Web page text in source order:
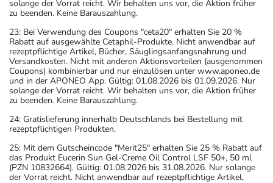
solange der Vorrat reicht. Wir behalten uns vor, die Aktion früher
zu beenden. Keine Barauszahlung.
23: Bei Verwendung des Coupons "ceta20" erhalten Sie 20 %
Rabatt auf ausgewählte Cetaphil-Produkte. Nicht anwendbar auf
rezeptpflichtige Artikel, Bücher, Säuglingsanfangsnahrung und
Versandkosten. Nicht mit anderen Aktionsvorteilen (ausgenommen
Coupons) kombinierbar und nur einzulösen unter www.aponeo.de
und in der APONEO App. Gültig: 01.08.2026 bis 01.09.2026. Nur
solange der Vorrat reicht. Wir behalten uns vor, die Aktion früher
zu beenden. Keine Barauszahlung.
24: Gratislieferung innerhalb Deutschlands bei Bestellung mit
rezeptpflichtigen Produkten.
25: Mit dem Gutscheincode "Merit25" erhalten Sie 25 % Rabatt auf
das Produkt Eucerin Sun Gel-Creme Oil Control LSF 50+, 50 ml
(PZN 10832664). Gültig: 01.08.2026 bis 31.08.2026. Nur solange
der Vorrat reicht. Nicht anwendbar auf rezeptpflichtige Artikel,